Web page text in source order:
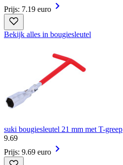
Prijs: 7.19 euro
Bekijk alles in bougiesleutel
suki bougiesleutel 21 mm met T-greep
9.69
Prijs: 9.69 euro